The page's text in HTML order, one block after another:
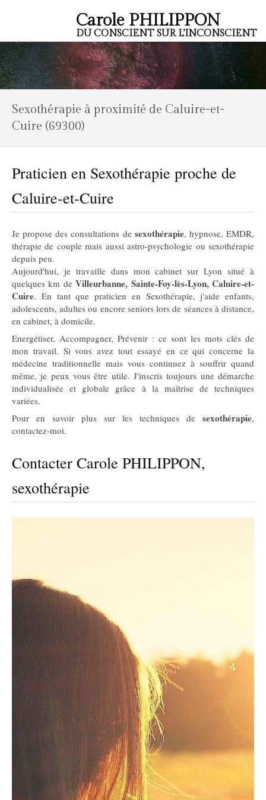
Carole PHILIPPON
DU CONSCIENT SUR L’INCONSCIENT
Sexothérapie à proximité de Caluire-et-
Cuire (69300)
Praticien en Sexothérapie proche de
Caluire-et-Cuire
Je propose des consultations de sexothérapie, hypnose, EMDR,
thérapie de couple mais aussi astro-psychologie ou sexothérapie
depuis peu.
Aujourd'hui, je travaille dans mon cabinet sur Lyon situé à
quelques km deVilleurbanne, Sainte-Foy-lès-Lyon, Caluire-et-
Cuire. En tant que praticien en Sexothérapie, j'aide enfants,
adolescents, adultes ou encore seniors lors de séances à distance,
en cabinet, à domicile.
Energétiser, Accompagner, Prévenir : ce sont les mots clés de
mon travail. Si vous avez tout essayé en ce qui concerne la
médecine traditionnelle mais vous continuez à souffrir quand
même, je peux vous être utile. J'inscris toujours une démarche
individualisée et globale grâce à la maîtrise de techniques
variées.
Pour en savoir plus sur les techniques de sexothérapie,
contactez-moi.
Contacter Carole PHILIPPON,
sexothérapie